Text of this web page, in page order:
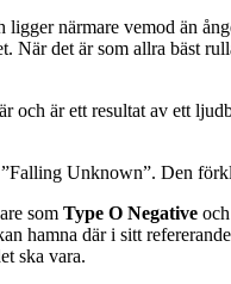
närmare vemod än
det är som allra bäst
är ett resultat av ett
Unknown”. Den
som Type O Negative
där i sitt
ska vara.